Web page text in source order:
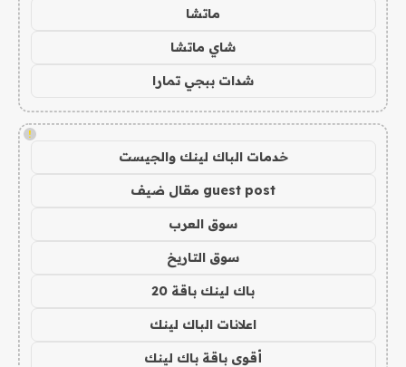
ماتشا
شاي ماتشا
شدات ببجي تمارا
!
خدمات الباك لينك والجيست
guest post مقال ضيف
سوق العرب
سوق التاريخ
باك لينك باقة 20
اعلانات الباك لينك
أقوى باقة باك لينك